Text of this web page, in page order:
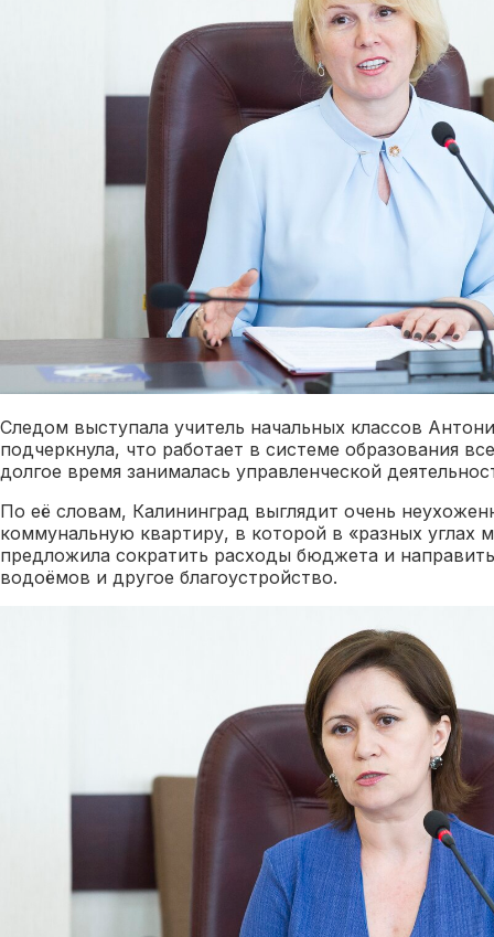
Следом выступала учитель начальных классов
подчеркнула, что работает в системе образования
долгое время занималась управленческой
По её словам, Калининград выглядит очень
коммунальную квартиру, в которой в «разных углах
предложила сократить расходы бюджета и
водоёмов и другое благоустройство.